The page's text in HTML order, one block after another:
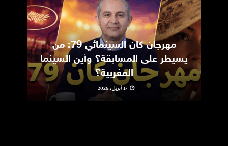
مهرجان كان السينمائي 79: من
يسيطر على المسابقة؟ وأين السينما
المغربية؟
17 أبريل، 2026